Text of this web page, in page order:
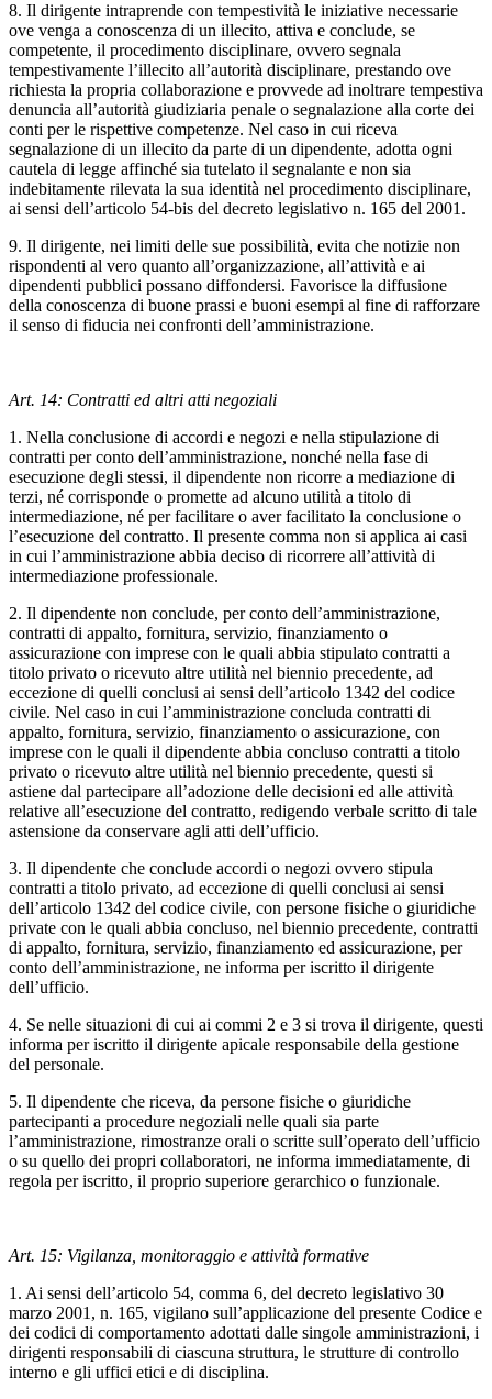
8. Il dirigente intraprende con tempestività le iniziative necessarie
ove venga a conoscenza di un illecito, attiva e conclude, se
competente, il procedimento disciplinare, ovvero segnala
tempestivamente l’illecito all’autorità disciplinare, prestando ove
richiesta la propria collaborazione e provvede ad inoltrare tempestiva
denuncia all’autorità giudiziaria penale o segnalazione alla corte dei
conti per le rispettive competenze. Nel caso in cui riceva
segnalazione di un illecito da parte di un dipendente, adotta ogni
cautela di legge affinché sia tutelato il segnalante e non sia
indebitamente rilevata la sua identità nel procedimento disciplinare,
ai sensi dell’articolo 54-bis del decreto legislativo n. 165 del 2001.
9. Il dirigente, nei limiti delle sue possibilità, evita che notizie non
rispondenti al vero quanto all’organizzazione, all’attività e ai
dipendenti pubblici possano diffondersi. Favorisce la diffusione
della conoscenza di buone prassi e buoni esempi al fine di rafforzare
il senso di fiducia nei confronti dell’amministrazione.
Art. 14: Contratti ed altri atti negoziali
1. Nella conclusione di accordi e negozi e nella stipulazione di
contratti per conto dell’amministrazione, nonché nella fase di
esecuzione degli stessi, il dipendente non ricorre a mediazione di
terzi, né corrisponde o promette ad alcuno utilità a titolo di
intermediazione, né per facilitare o aver facilitato la conclusione o
l’esecuzione del contratto. Il presente comma non si applica ai casi
in cui l’amministrazione abbia deciso di ricorrere all’attività di
intermediazione professionale.
2. Il dipendente non conclude, per conto dell’amministrazione,
contratti di appalto, fornitura, servizio, finanziamento o
assicurazione con imprese con le quali abbia stipulato contratti a
titolo privato o ricevuto altre utilità nel biennio precedente, ad
eccezione di quelli conclusi ai sensi dell’articolo 1342 del codice
civile. Nel caso in cui l’amministrazione concluda contratti di
appalto, fornitura, servizio, finanziamento o assicurazione, con
imprese con le quali il dipendente abbia concluso contratti a titolo
privato o ricevuto altre utilità nel biennio precedente, questi si
astiene dal partecipare all’adozione delle decisioni ed alle attività
relative all’esecuzione del contratto, redigendo verbale scritto di tale
astensione da conservare agli atti dell’ufficio.
3. Il dipendente che conclude accordi o negozi ovvero stipula
contratti a titolo privato, ad eccezione di quelli conclusi ai sensi
dell’articolo 1342 del codice civile, con persone fisiche o giuridiche
private con le quali abbia concluso, nel biennio precedente, contratti
di appalto, fornitura, servizio, finanziamento ed assicurazione, per
conto dell’amministrazione, ne informa per iscritto il dirigente
dell’ufficio.
4. Se nelle situazioni di cui ai commi 2 e 3 si trova il dirigente, questi
informa per iscritto il dirigente apicale responsabile della gestione
del personale.
5. Il dipendente che riceva, da persone fisiche o giuridiche
partecipanti a procedure negoziali nelle quali sia parte
l’amministrazione, rimostranze orali o scritte sull’operato dell’ufficio
o su quello dei propri collaboratori, ne informa immediatamente, di
regola per iscritto, il proprio superiore gerarchico o funzionale.
Art. 15: Vigilanza, monitoraggio e attività formative
1. Ai sensi dell’articolo 54, comma 6, del decreto legislativo 30
marzo 2001, n. 165, vigilano sull’applicazione del presente Codice e
dei codici di comportamento adottati dalle singole amministrazioni, i
dirigenti responsabili di ciascuna struttura, le strutture di controllo
interno e gli uffici etici e di disciplina.